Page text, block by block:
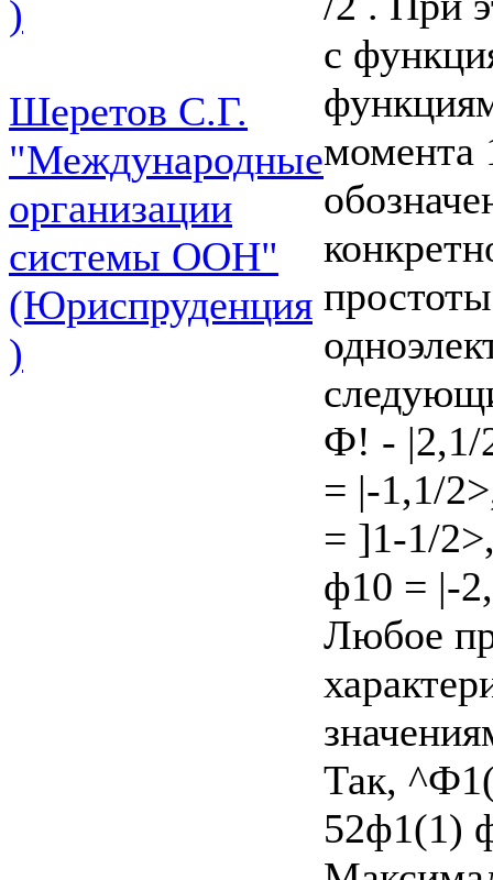
)
Шеретов С.Г.
"Международные
организации
системы ООН"
(Юриспруденция
)
с
момента
Ф! - |2,1/
= |-1,1/
= ]1-1/
ф10 = |-
Любое
Так,
52ф1(1)